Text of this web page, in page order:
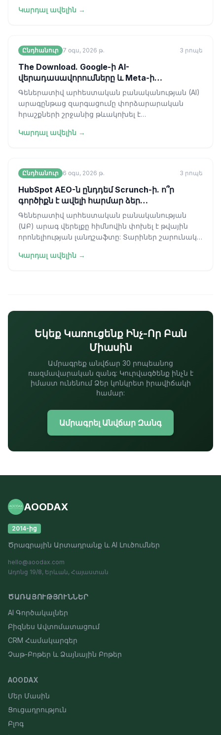
հաշվետվությունների քննա
Կարդալ ավելին →
Ընդհանուր 7 օգս, 2026 թ. 3 րոպե
The Download. Google-ի AI-
վերադասավորումները և Meta-ի
անվերահսկելի մոդելը
Գեներատիվ արհեստական բանականության (AI)
արագընթաց զարգացումը փորձարարական
հրաշքների շրջանից թևակոխել է
Ձեռնարկությունների
Կարդալ ավելին →
Ընդհանուր 6 օգս, 2026 թ. 3 րոպե
HubSpot AEO-ն ընդդեմ Scrunch-ի. ո՞ր
գործիքն է ավելի հարմար ձեր
աշխատանքային գործընթացին։
Գեներատիվ արհեստական բանականության
(ԱԲ) արագ վերելքը հիմնովին փոխել է թվային
որոնելիության լանդշաֆտը: Տարիներ շարունակ
Կարդալ ավելին →
Եկեք Կառուցենք Ինչ-Որ Բան
Միասին
Ամրագրեք անվճար 30 րոպեանոց
ռազմավարական զանգ: Կուրվագծենք ինչն է
իմաստ ունենում Ձեր կոնկրետ իրավիճակի
համար:
Ամրագրել Անվճար Զանգ
AOODAX
2014-ից
Ծրագրային Արտադրանք և AI Լուծումներ
hello@aoodax.com
Ադոնց 19/8, Երևան, Հայաստան
ԾԱՌԱՅՈՒԹՅՈՒՆՆԵՐ
AI Գործակալներ
Բիզնես Ավտոմատացում
CRM Համակարգեր
Չաթ-Բոթեր և Ձայնային Բոթեր
AOODAX
Մեր Մասին
Ցուցադրություն
Բլոգ